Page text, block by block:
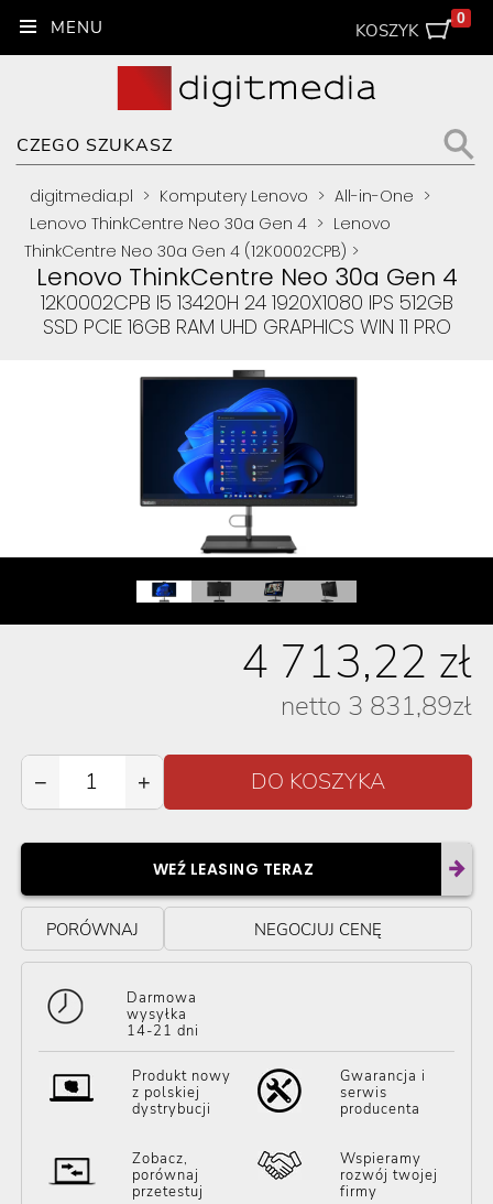
KOSZYK
0
digitmedia.pl > Komputery Lenovo > All-in-One >
Lenovo ThinkCentre Neo 30a Gen 4 > Lenovo
ThinkCentre Neo 30a Gen 4 (12K0002CPB) >
Lenovo ThinkCentre Neo 30a Gen 4
12K0002CPB I5 13420H 24 1920X1080 IPS 512GB
SSD PCIE 16GB RAM UHD GRAPHICS WIN 11 PRO
4 713,22 zł
netto 3 831,89zł
− +
WEŹ LEASING TERAZ
PORÓWNAJ NEGOCJUJ CENĘ
Darmowa
wysyłka
14-21 dni
Produkt nowy
z polskiej
dystrybucji
Gwarancja i
serwis
producenta
Zobacz,
porównaj
przetestuj
Wspieramy
rozwój twojej
firmy